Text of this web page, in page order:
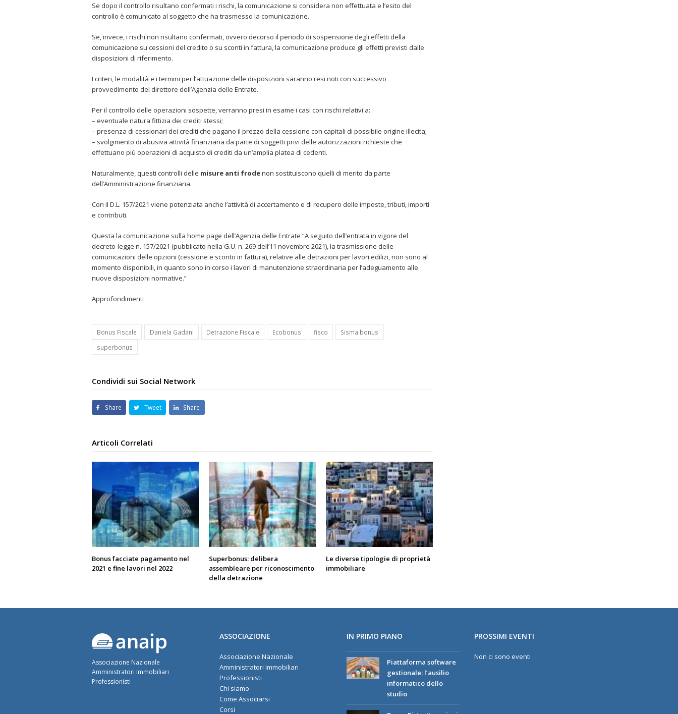
Se dopo il controllo risultano confermati i rischi, la comunicazione si considera non effettuata e l’esito del
controllo è comunicato al soggetto che ha trasmesso la comunicazione.
Se, invece, i rischi non risultano confermati, ovvero decorso il periodo di sospensione degli effetti della
comunicazione su cessioni del credito o su sconti in fattura, la comunicazione produce gli effetti previsti dalle
disposizioni di riferimento.
I criteri, le modalità e i termini per l’attuazione delle disposizioni saranno resi noti con successivo
provvedimento del direttore dell’Agenzia delle Entrate.
Per il controllo delle operazioni sospette, verranno presi in esame i casi con rischi relativi a:
– eventuale natura fittizia dei crediti stessi;
– presenza di cessionari dei crediti che pagano il prezzo della cessione con capitali di possibile origine illecita;
– svolgimento di abusiva attività finanziaria da parte di soggetti privi delle autorizzazioni richieste che
effettuano più operazioni di acquisto di crediti da un’amplia platea di cedenti.
Naturalmente, questi controlli delle misure anti frodenon sostituiscono quelli di merito da parte
dell’Amministrazione finanziaria.
Con il D.L. 157/2021 viene potenziata anche l’attività di accertamento e di recupero delle imposte, tributi, importi
e contributi.
Questa la comunicazione sulla home page dell’Agenzia delle Entrate “A seguito dell’entrata in vigore del
decreto-legge n. 157/2021 (pubblicato nella G.U. n. 269 dell’11 novembre 2021), la trasmissione delle
comunicazioni delle opzioni (cessione e sconto in fattura), relative alle detrazioni per lavori edilizi, non sono al
momento disponibili, in quanto sono in corso i lavori di manutenzione straordinaria per l’adeguamento alle
nuove disposizioni normative.”
Approfondimenti
Bonus Fiscale Daniela Gadani Detrazione Fiscale Ecobonus fisco
Sisma bonus
superbonus
Condividi sui Social Network
Share Tweet Share
Articoli Correlati
Bonus facciate pagamento nel
2021 e fine lavori nel 2022
Superbonus: delibera
assembleare per riconoscimento
della detrazione
Le diverse tipologie di proprietà
immobiliare
Associazione Nazionale
Amministratori Immobiliari
Professionisti
ASSOCIAZIONE
Associazione Nazionale
Amministratori Immobiliari
Professionisti
Chi siamo
Come Associarsi
Corsi
IN PRIMO PIANO
Piattaforma software
gestionale: l’ausilio
informatico dello
studio
PROSSIMI EVENTI
Non ci sono eventi